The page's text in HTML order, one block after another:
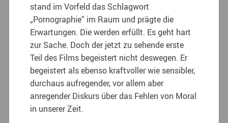
stand im Vorfeld das Schlagwort
„Pornographie“ im Raum und prägte die
Erwartungen. Die werden erfüllt. Es geht hart
zur Sache. Doch der jetzt zu sehende erste
Teil des Films begeistert nicht deswegen. Er
begeistert als ebenso kraftvoller wie sensibler,
durchaus aufregender, vor allem aber
anregender Diskurs über das Fehlen von Moral
in unserer Zeit.